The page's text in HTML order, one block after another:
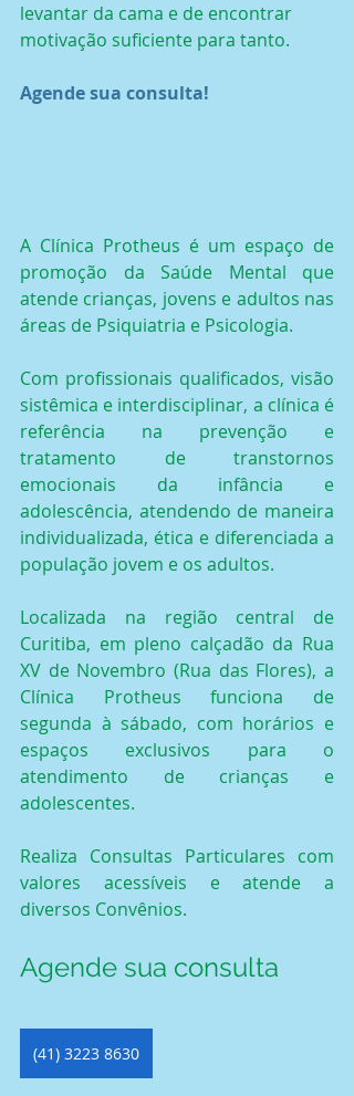
levantar da cama e de encontrar
motivação suficiente para tanto.
Agende sua consulta!
A Clínica Protheus é um espaço de
promoção da Saúde Mental que
atende crianças, jovens e adultos nas
áreas de Psiquiatria e Psicologia.
Com profissionais qualificados, visão
sistêmica e interdisciplinar, a clínica é
referência na prevenção e
tratamento de transtornos
emocionais da infância e
adolescência, atendendo de maneira
individualizada, ética e diferenciada a
população jovem e os adultos.
Localizada na região central de
Curitiba, em pleno calçadão da Rua
XV de Novembro (Rua das Flores), a
Clínica Protheus funciona de
segunda à sábado, com horários e
espaços exclusivos para o
atendimento de crianças e
adolescentes.
Realiza Consultas Particulares com
valores acessíveis e atende a
diversos Convênios.
Agende sua consulta
(41) 3223 8630